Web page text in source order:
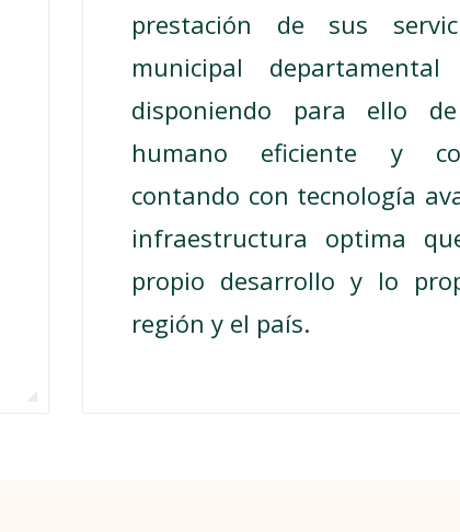
prestación de sus
municipal
disponiendo para ello
humano eficiente y
contando con tecnología
infraestructura optima
propio desarrollo y lo
región y el país.